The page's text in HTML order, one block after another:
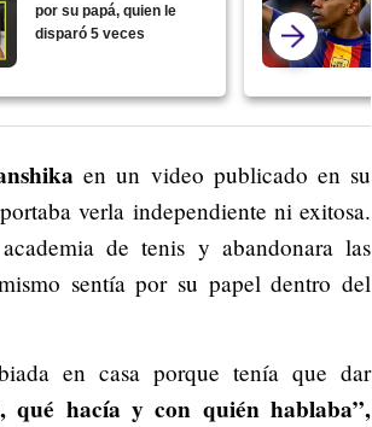
por su papá, quien le
disparó 5 veces
en un video publicado en su
verla independiente ni exitosa.
de tenis y abandonara las
sentía por su papel dentro del
en casa porque tenía que dar
qué hacía y con quién hablaba”,